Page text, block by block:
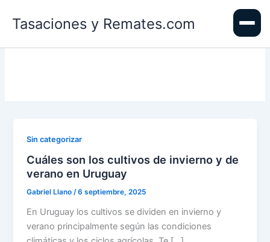
Tasaciones y Remates.com
Sin categorizar
Cuáles son los cultivos de invierno y de
verano en Uruguay
Gabriel Llano/6 septiembre, 2025
En Uruguay los cultivos se dividen en invierno y
verano principalmente según las condiciones